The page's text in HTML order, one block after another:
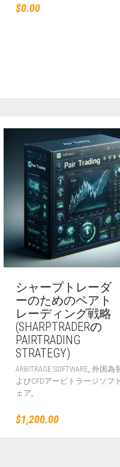
$0.00
シャープトレーダ
ーのためのペアト
レーディング戦略
(SHARPTRADERの
PAIRTRADING
STRATEGY)
ARBITRAGE SOFTWARE, 外国為
よびCFDアービトラージソフ
ェア,
$1,200.00